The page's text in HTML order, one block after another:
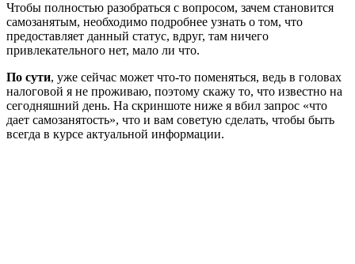
Чтобы полностью разобраться с вопросом, зачем становится
самозанятым, необходимо подробнее узнать о том, что
предоставляет данный статус, вдруг, там ничего
привлекательного нет, мало ли что.
По сути, уже сейчас может что-то поменяться, ведь в головах
налоговой я не проживаю, поэтому скажу то, что известно на
сегодняшний день. На скриншоте ниже я вбил запрос «что
дает самозанятость», что и вам советую сделать, чтобы быть
всегда в курсе актуальной информации.